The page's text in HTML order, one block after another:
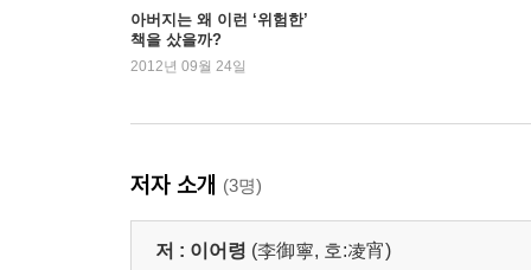
고다 아야_가을비 106
예브게니 노소프_생명의 불꽃 110
김동인_별 115
부코프스키_수족관 129
마이타오_꽃에서 바람에서 132
르 클레지오_살아 있는 사물들 137
아버지는 왜 이런 ‘위험한’
책을 샀을까?
2012년 09월 24일
저자 소개 (3명)
저 : 이어령 (李御寧, 호:凌宵)